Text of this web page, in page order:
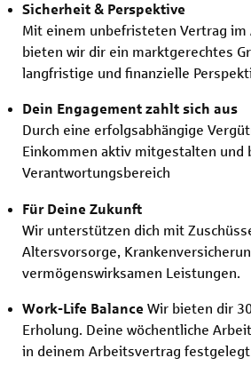
Sicherheit & Perspektive
Mit einem unbefristeten Vertrag
bieten wir dir ein marktgerechtes
langfristige und finanzielle
Dein Engagement zahlt sich aus
Durch eine erfolgsabhängige
Einkommen aktiv mitgestalten und
Verantwortungsbereich
Für Deine Zukunft
Wir unterstützen dich mit
Altersvorsorge,
vermögenswirksamen Leistungen.
Work-Life Balance Wir bieten dir
Erholung. Deine wöchentliche
in deinem Arbeitsvertrag